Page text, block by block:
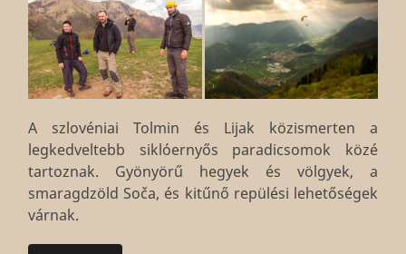
A szlovéniai Tolmin és Lijak közismerten a
legkedveltebb siklóernyős paradicsomok közé
tartoznak. Gyönyörű hegyek és völgyek, a
smaragdzöld Soča, és kitűnő repülési lehetőségek
várnak.